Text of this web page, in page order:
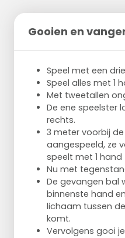
Gooien en
Speel met een
Speel alles met 1
Met tweetallen
De ene speelster
rechts.
3 meter voorbij
aangespeeld, ze
speelt met 1 hand
Nu met
De gevangen bal
binnenste hand
lichaam tussen
komt.
Vervolgens gooi